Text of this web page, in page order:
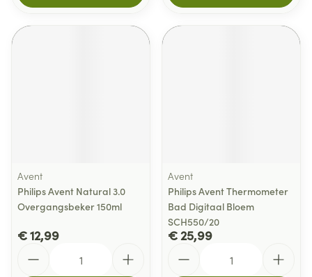
Avent
Philips Avent Natural 3.0
Overgangsbeker 150ml
€ 12,99
Avent
Philips Avent Thermometer
Bad Digitaal Bloem
SCH550/20
€ 25,99